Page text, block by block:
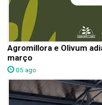
Agromillora e Olivum
março
05 ago